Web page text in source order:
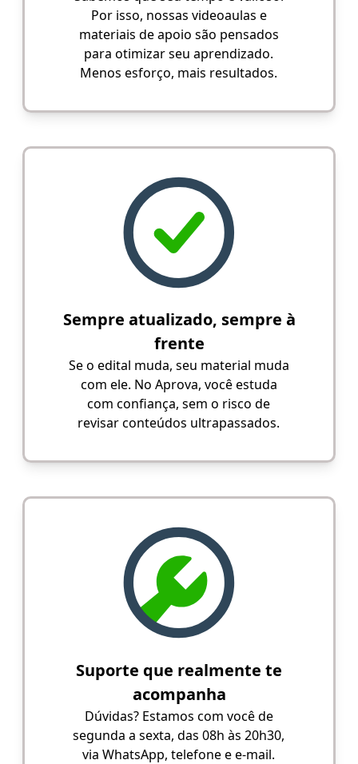
Por isso, nossas videoaulas e
materiais de apoio são pensados
para otimizar seu aprendizado.
Menos esforço, mais resultados.
Sempre atualizado, sempre à
frente
Se o edital muda, seu material muda
com ele. No Aprova, você estuda
com confiança, sem o risco de
revisar conteúdos ultrapassados.
Suporte que realmente te
acompanha
Dúvidas? Estamos com você de
segunda a sexta, das 08h às 20h30,
via WhatsApp, telefone e e-mail.